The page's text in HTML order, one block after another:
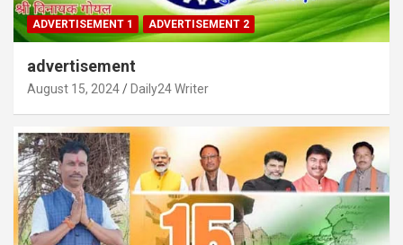
ADVERTISEMENT 1 ADVERTISEMENT 2
advertisement
August 15, 2024 Daily24 Writer